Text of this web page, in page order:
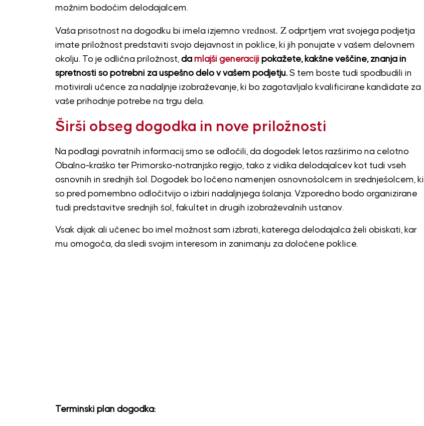
možnim bodočim delodajalcem.
Vaša prisotnost na dogodku bi imela izjemno vrednost. Zodprtjem vrat svojega podjetja
imate priložnost predstaviti svojo dejavnost in poklice, ki jih ponujate v vašem delovnem
okolju. To je odlična priložnost,da mlajši generaciji pokažete, kakšne veščine, znanja in
spretnosti so potrebni za uspešno delo v vašem podjetju.S tem boste tudi spodbudili in
motivirali učence za nadaljnje izobraževanje, ki bo zagotavljalo kvalificirane kandidate za
vaše prihodnje potrebe na trgu dela.
Širši obseg dogodka in nove priložnosti
Na podlagi povratnih informacij smo se odločili, da dogodek letos razširimo na celotno
Obalno-kraško ter Primorsko-notranjsko regijo, tako z vidika delodajalcev kot tudi vseh
osnovnih in srednjih šol. Dogodek bo ločeno namenjen osnovnošolcem in srednješolcem, ki
so pred pomembno odločitvijo o izbiri nadaljnjega šolanja. Vzporedno bodo organizirane
tudi predstavitve srednjih šol, fakultet in drugih izobraževalnih ustanov.
Vsak dijak ali učenec bo imel možnost sam izbrati, katerega delodajalca želi obiskati, kar
mu omogoča, da sledi svojim interesom in zanimanju za določene poklice.
Terminski plan dogodka: